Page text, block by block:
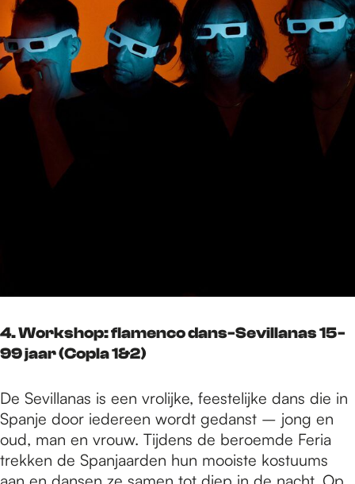
4. Workshop: flamenco dans-Sevillanas 15-
99 jaar (Copla 1&2)
De Sevillanas is een vrolijke, feestelijke dans die in
Spanje door iedereen wordt gedanst – jong en
oud, man en vrouw. Tijdens de beroemde Feria
trekken de Spanjaarden hun mooiste kostuums